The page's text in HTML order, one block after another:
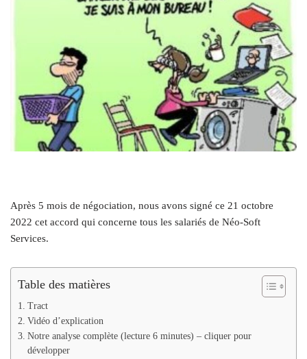
Après 5 mois de négociation, nous avons signé ce 21 octobre
2022 cet accord qui concerne tous les salariés de Néo-Soft
Services.
Table des matières
Tract
Vidéo d’explication
Notre analyse complète (lecture 6 minutes) – cliquer pour
développer